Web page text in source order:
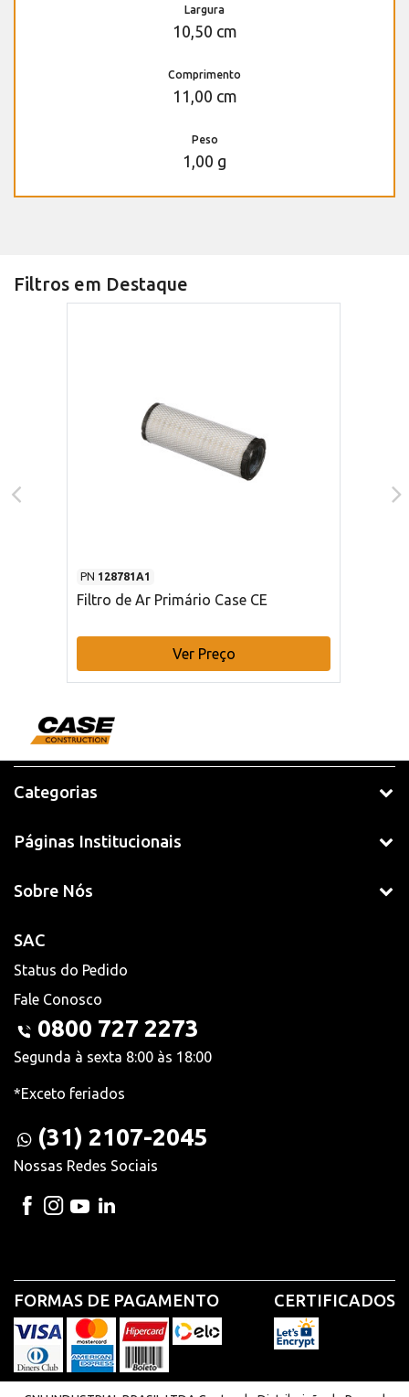
Largura
10,50 cm
Comprimento
11,00 cm
Peso
1,00 g
Filtros em Destaque
PN 128781A1
Filtro de Ar Primário Case CE
Ver Preço
Categorias
Páginas Institucionais
Sobre Nós
SAC
Status do Pedido
Fale Conosco
0800 727 2273
Segunda à sexta 8:00 às 18:00
*Exceto feriados
(31) 2107-2045
Nossas Redes Sociais
FORMAS DE PAGAMENTO CERTIFICADOS